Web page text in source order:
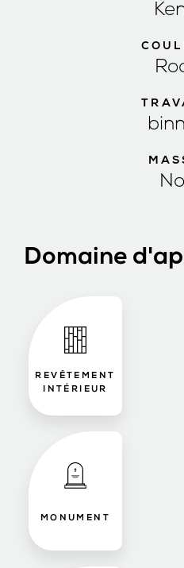
Domaine
REVÊTEMENT
INTÉRIEUR
MONUMENT